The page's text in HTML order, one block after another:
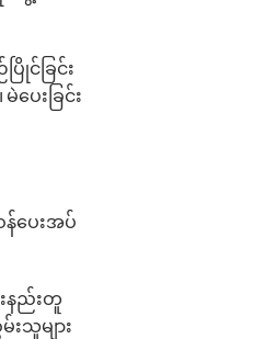
င်ခြင်း
ေးခြင်း
ပေးအပ်
နည်းတူ
သူများ